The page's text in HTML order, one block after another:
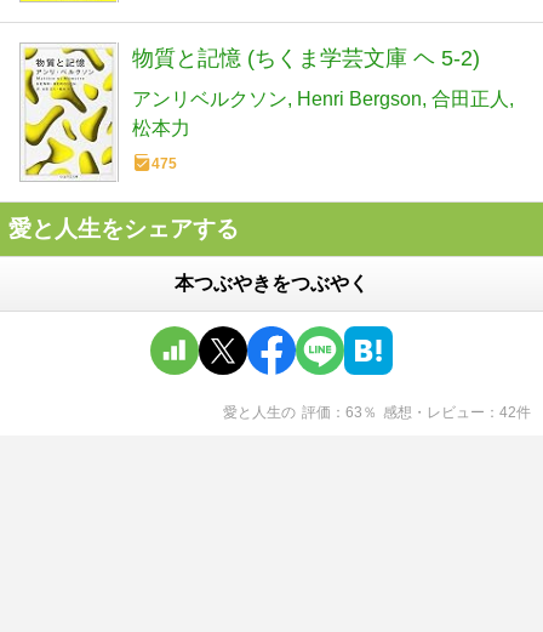
物質と記憶 (ちくま学芸文庫 ヘ 5-2)
アンリベルクソン Henri Bergson 合田正人
松本力
475
愛と人生をシェアする
本つぶやきをつぶやく
愛と人生の 評価 63 ％ 感想・レビュー 42件